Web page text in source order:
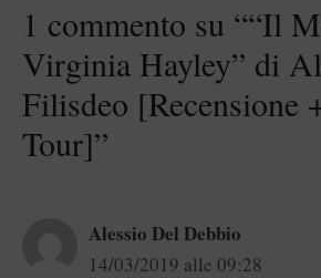
1 commento su ““Il
Virginia Hayley” di
Filisdeo [Recensione
Tour]”
Alessio Del Debbio
14/03/2019 alle 09:28